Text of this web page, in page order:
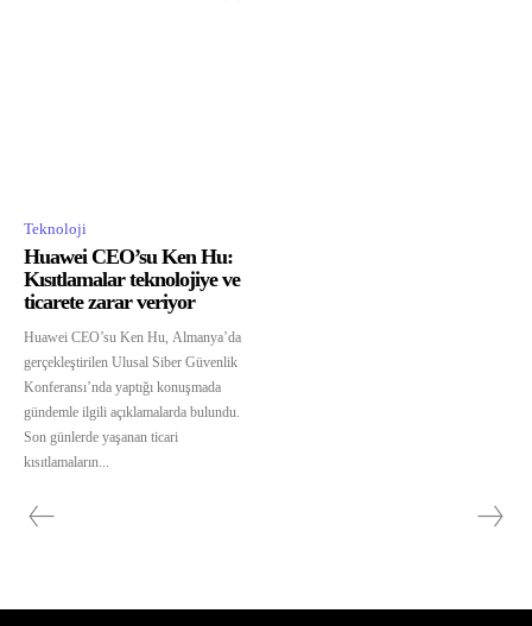
Teknoloji
Huawei CEO’su Ken Hu:
Kısıtlamalar teknolojiye ve
ticarete zarar veriyor
Huawei CEO’su Ken Hu, Almanya’da
gerçekleştirilen Ulusal Siber Güvenlik
Konferansı’nda yaptığı konuşmada
gündemle ilgili açıklamalarda bulundu.
Son günlerde yaşanan ticari
kısıtlamaların...